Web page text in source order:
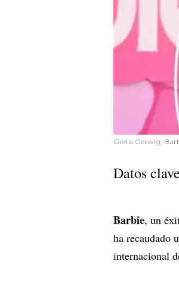
Greta Gerwig,
Datos clave
Barbie, un
ha recaudado
internacional